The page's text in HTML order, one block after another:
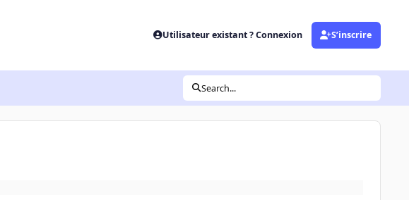
Utilisateur existant ? Connexion S’inscrire
Search...